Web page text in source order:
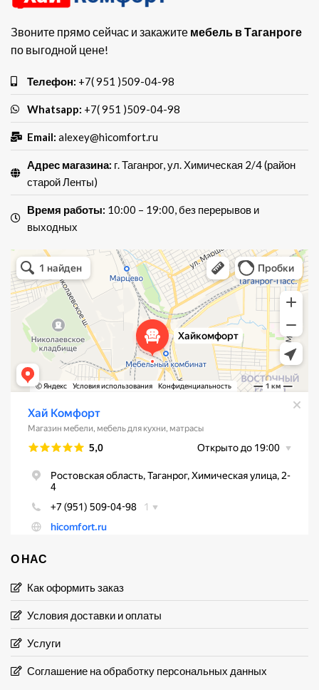
Звоните прямо сейчас и закажите мебель в Таганроге
по выгодной цене!
Телефон: +7( 951 )509-04-98
Whatsapp: +7( 951 )509-04-98
Email: alexey@hicomfort.ru
Адрес магазина: г. Таганрог, ул. Химическая 2/4 (район
старой Ленты)
Время работы: 10:00 – 19:00, без перерывов и
выходных
Хай Комфорт
Магазин мебели в Таганроге
Мебель для кухни в Таганроге
О НАС
Как оформить заказ
Условия доставки и оплаты
Услуги
Соглашение на обработку персональных данных